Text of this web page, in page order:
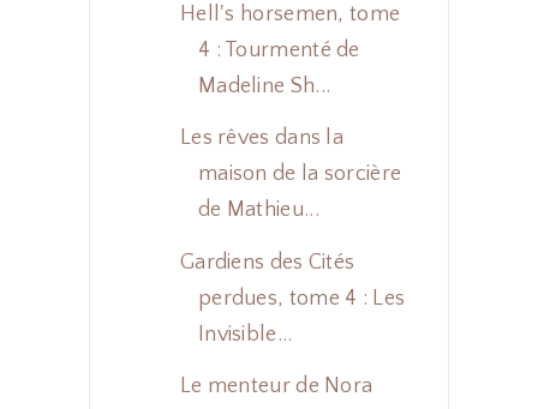
Hell's horsemen, tome
4 : Tourmenté de
Madeline Sh...
Les rêves dans la
maison de la sorcière
de Mathieu...
Gardiens des Cités
perdues, tome 4 : Les
Invisible...
Le menteur de Nora